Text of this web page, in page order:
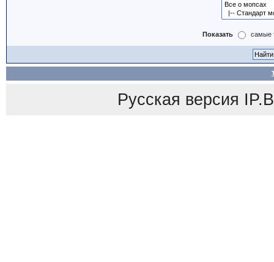
Показать самые
Русская версия